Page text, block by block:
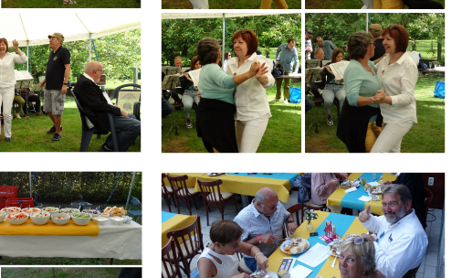
Branding
ARMCHAIR